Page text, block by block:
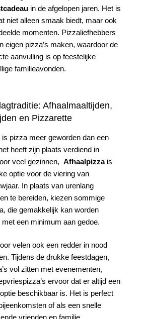
in de afgelopen jaren. Het is
niet alleen smaak biedt, maar ook
momenten. Pizzaliefhebbers
eigen pizza’s maken, waardoor de
aanvulling is op feestelijke
familieavonden.
Afhaalmaaltijden,
en Pizzarette
is pizza meer geworden dan een
heeft zijn plaats verdiend in
veel gezinnen, Afhaalpizzais
optie voor de viering van
In plaats van urenlang
te bereiden, kiezen sommige
die gemakkelijk kan worden
een minimum aan gedoe.
velen ook een redder in nood
Tijdens de drukke feestdagen,
vol zitten met evenementen,
ervoor dat er altijd een
beschikbaar is. Het is perfect
of als een snelle